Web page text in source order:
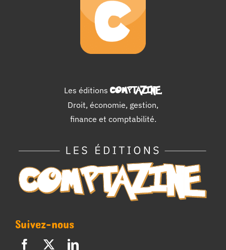
Les éditions COMPTAZINE.
Droit, économie, gestion,
finance et comptabilité.
Suivez-nous